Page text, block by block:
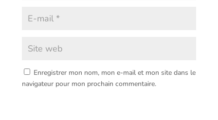
Enregistrer mon nom, mon e-mail et mon site dans le
navigateur pour mon prochain commentaire.